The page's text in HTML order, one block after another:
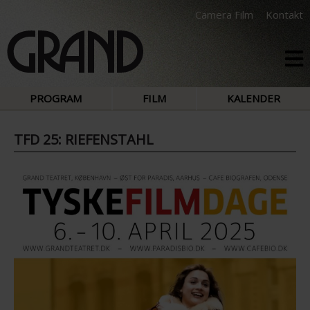
Camera Film Kontakt
PROGRAM FILM KALENDER
TFD 25: RIEFENSTAHL